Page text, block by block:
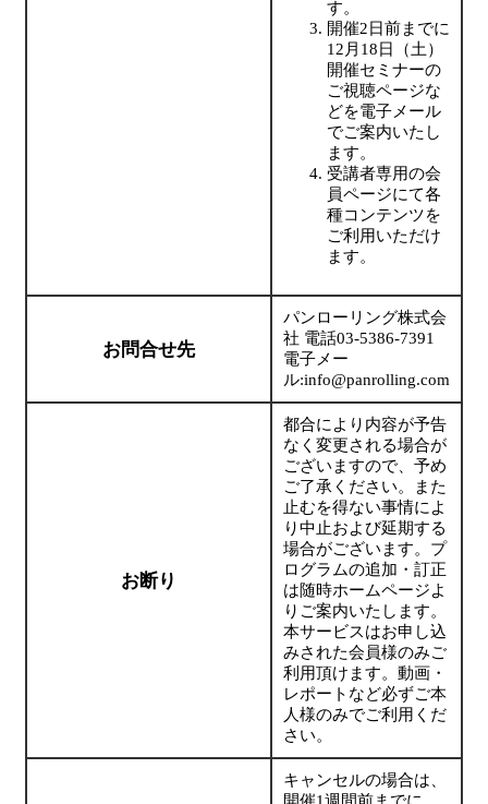
す。
開催2日前までに
12月18日（土）
開催セミナーの
ご視聴ページな
どを電子メール
でご案内いたし
ます。
受講者専用の会
員ページにて各
種コンテンツを
ご利用いただけ
ます。
お問合せ先
パンローリング株式会
社 電話03-5386-7391
電子メー
ル:info@panrolling.com
お断り
都合により内容が予告
なく変更される場合が
ございますので、予め
ご了承ください。また
止むを得ない事情によ
り中止および延期する
場合がございます。プ
ログラムの追加・訂正
は随時ホームページよ
りご案内いたします。
本サービスはお申し込
みされた会員様のみご
利用頂けます。動画・
レポートなど必ずご本
人様のみでご利用くだ
さい。
キャンセルの場合は、